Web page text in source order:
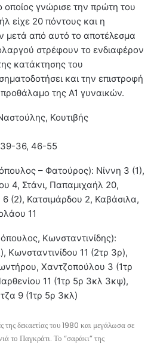
γνώρισε την πρώτη του
είχε 20 πόντους και η
μετά από αυτό το αποτέλεσμα
στρέφουν το ενδιαφέρον
κατάκτησης του
και την επιστροφή
της Α1 γυναικών.
Κουτιβής
36, 46-55
– Φατούρος): Νίννη 3 (1),
4, Στάνι, Παπαμιχαήλ 20,
(2), Κατσιμάρδου 2, Καβάσιλα,
11
Κωνσταντινίδης):
Κωνσταντινίδου 11 (2τρ 3ρ),
Χαντζοπούλου 3 (1τρ
11 (1τρ 5ρ 3κλ 3κψ),
9 (1τρ 5ρ 3κλ)
της δεκαετίας του 1980 και μεγάλωσα σε
το Παγκράτι. Το “σαράκι” της